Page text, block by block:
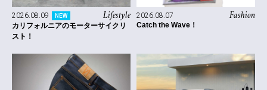
Lifestyle
2026.08.09 NEW
カリフォルニアのモーターサイクリ
スト！
Fashion
2026.08.07
Catch the Wave！